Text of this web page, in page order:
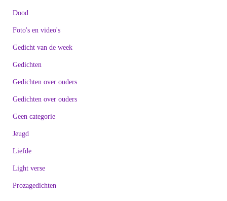
Dood
Foto's en video's
Gedicht van de week
Gedichten
Gedichten over ouders
Gedichten over ouders
Geen categorie
Jeugd
Liefde
Light verse
Prozagedichten